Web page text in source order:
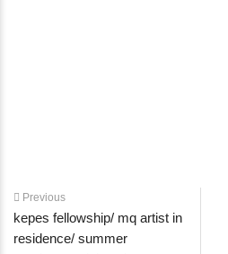
Previous
kepes fellowship/ mq artist in
residence/ summer